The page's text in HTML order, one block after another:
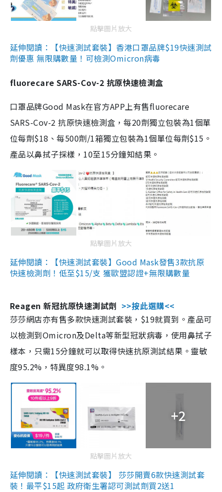
點擊圖片放大
延伸閱讀：【快速測試套裝】香港口罩品牌$19快速測試
劑優惠 無限購數量！可檢測Omicron病毒
fluorecare SARS-Cov-2 抗原快速檢測盒
口罩品牌Good Mask在官方APP上有售fluorecare
SARS-Cov-2 抗原快速檢測盒，每20劑獨立包裝為1個單
位每劑$18、每500劑/1箱獨立包裝為1個單位每劑$15。
產品以鼻拭子採樣，10至15分鐘知結果。
點擊圖片放大
延伸閱讀：【快速測試套裝】Good Mask發售3款抗原
快速檢測劑！低至$15/支 獲歐盟認證+無限購數量
Reagen 新冠抗原快速測試劑 >>按此選購<<
莎莎網店亦有售多款快速測試套裝，$19就買到。產品可
以檢測到Omicron及Delta等新型冠狀病毒，使用鼻拭子
樣本，只需15分鐘就可以取得快速抗原測試結果。靈敏
度95.2%，特異度98.1%。
+2
點擊圖片放大
延伸閱讀：【快速測試套裝】 莎莎開賣6款快速測試套
裝！最平$15起 政府衛生署認可測試劑買2送1